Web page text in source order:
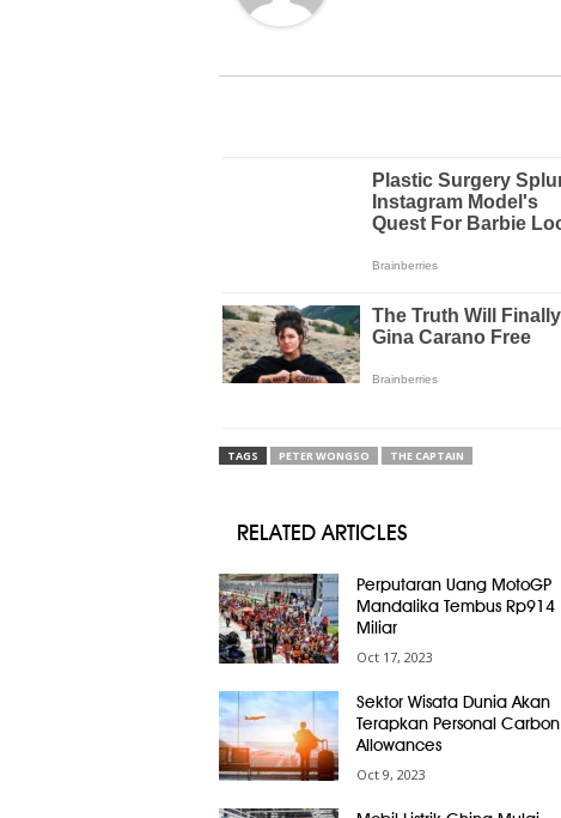
TAGS PETER WONGSO THE CAPTAIN
RELATED ARTICLES
Perputaran Uang MotoGP
Mandalika Tembus Rp914
Miliar
Oct 17, 2023
Sektor Wisata Dunia Akan
Terapkan Personal Carbon
Allowances
Oct 9, 2023